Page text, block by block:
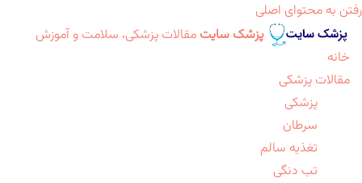
رفتن به محتوای اصلی
پزشک سایت مقالات پزشکی، سلامت و آموزش
خانه
مقالات پزشکی
پزشکی
سرطان
تغذیه سالم
تب دنگی